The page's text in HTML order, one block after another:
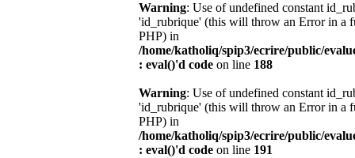
Warning: Use of undefined constant
'id_rubrique' (this will throw an Error in a
PHP) in
/home/katholiq/spip3/ecrire/public/
: eval()'d code on line 188
Warning: Use of undefined constant
'id_rubrique' (this will throw an Error in a
PHP) in
/home/katholiq/spip3/ecrire/public/
: eval()'d code on line 191